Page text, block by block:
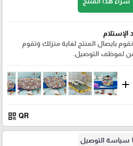
الإستلام
بايصال المنتج لغاية منزلك وتقوم
لموظف التوصيل.
add
QR
qr_code
سياسة التوصيل